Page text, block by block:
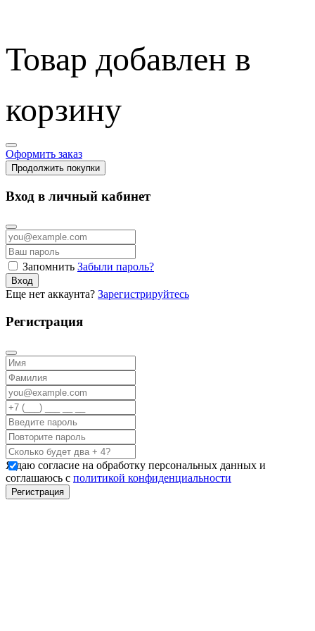
Товар добавлен в
корзину
Оформить заказ
Продолжить покупки
Вход в личный кабинет
Запомнить Забыли пароль?
Вход
Еще нет аккаунта? Зарегистрируйтесь
Регистрация
Я даю согласие на обработку персональных данных и
соглашаюсь с политикой конфиденциальности
Регистрация